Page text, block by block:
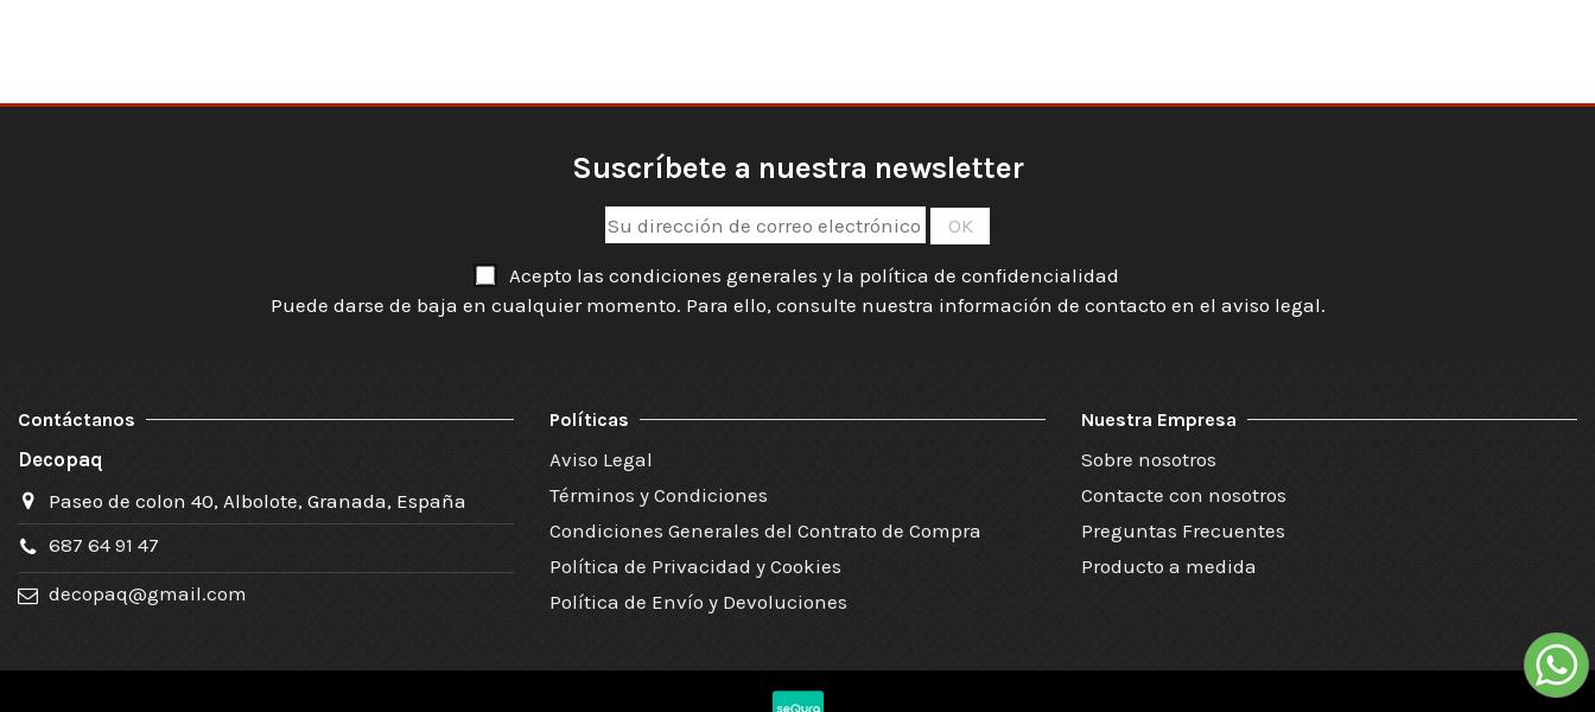
Suscríbete a nuestra newsletter
Acepto las condiciones generales y la política de confidencialidad
Puede darse de baja en cualquier momento. Para ello, consulte nuestra información de contacto en el aviso legal.
Contáctanos
Decopaq
Paseo de colon 40, Albolote, Granada, España
687 64 91 47
decopaq@gmail.com
Políticas
Aviso Legal
Términos y Condiciones
Condiciones Generales del Contrato de Compra
Política de Privacidad y Cookies
Política de Envío y Devoluciones
Nuestra Empresa
Sobre nosotros
Contacte con nosotros
Preguntas Frecuentes
Producto a medida